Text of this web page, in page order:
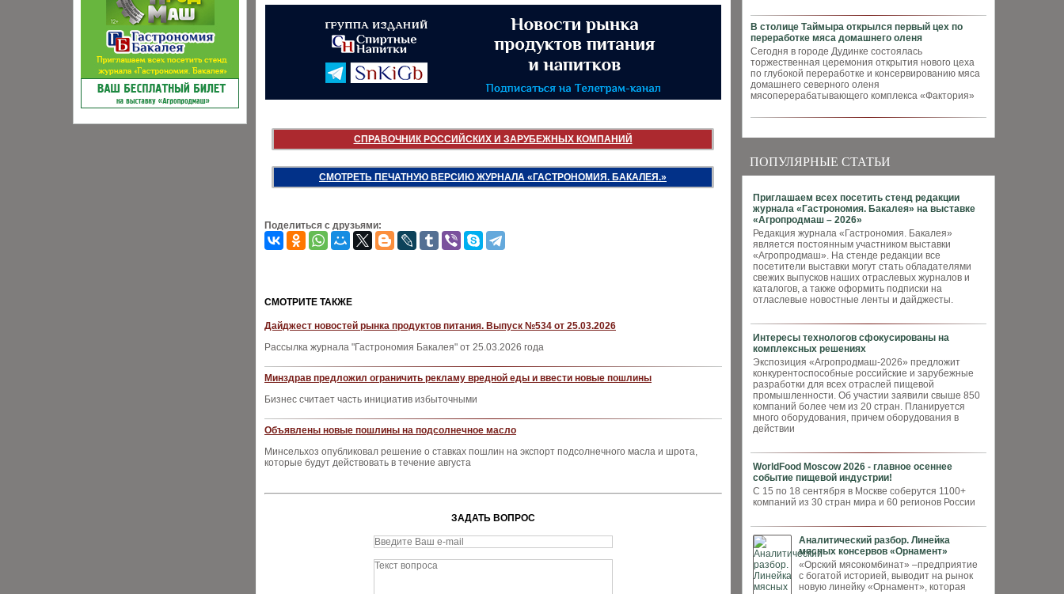
В столице Таймыра открылся первый цех по
переработке мяса домашнего оленя
Сегодня в городе Дудинке состоялась
торжественная церемония открытия нового цеха
по глубокой переработке и консервированию мяса
домашнего северного оленя
мясоперерабатывающего комплекса «Фактория»
ПОПУЛЯРНЫЕ СТАТЬИ
Приглашаем всех посетить стенд редакции
журнала «Гастрономия. Бакалея» на выставке
«Агропродмаш – 2026»
Редакция журнала «Гастрономия. Бакалея»
является постоянным участником выставки
«Агропродмаш». На стенде редакции все
посетители выставки могут стать обладателями
свежих выпусков наших отраслевых журналов и
каталогов, а также оформить подписки на
отласлевые новостные ленты и дайджесты.
Интересы технологов сфокусированы на
комплексных решениях
Экспозиция «Агропродмаш-2026» предложит
конкурентоспособные российские и зарубежные
разработки для всех отраслей пищевой
промышленности. Об участии заявили свыше 850
компаний более чем из 20 стран. Планируется
много оборудования, причем оборудования в
действии
WorldFood Moscow 2026 - главное осеннее
событие пищевой индустрии!
С 15 по 18 сентября в Москве соберутся 1100+
компаний из 30 стран мира и 60 регионов России
Аналитический разбор. Линейка
мясных консервов «Орнамент»
«Орский мясокомбинат» –предприятие
с богатой историей, выводит на рынок
новую линейку «Орнамент», которая
СПРАВОЧНИК РОССИЙСКИХ И ЗАРУБЕЖНЫХ КОМПАНИЙ
СМОТРЕТЬ ПЕЧАТНУЮ ВЕРСИЮ ЖУРНАЛА «ГАСТРОНОМИЯ. БАКАЛЕЯ.»
Поделиться с друзьями:
CМОТРИТЕ ТАКЖЕ
Дайджест новостей рынка продуктов питания. Выпуск №534 от 25.03.2026
Рассылка журнала "Гастрономия Бакалея" от 25.03.2026 года
Минздрав предложил ограничить рекламу вредной еды и ввести новые пошлины
Бизнес считает часть инициатив избыточными
Объявлены новые пошлины на подсолнечное масло
Минсельхоз опубликовал решение о ставках пошлин на экспорт подсолнечного масла и шрота,
которые будут действовать в течение августа
ЗАДАТЬ ВОПРОС